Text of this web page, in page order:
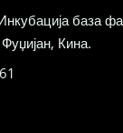
база
Кина.